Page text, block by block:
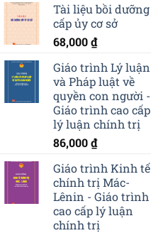
Tài liệu bồi dưỡng
cấp ủy cơ sở
68,000₫
Giáo trình Lý luận
và Pháp luật về
quyền con người -
Giáo trình cao cấp
lý luận chính trị
86,000₫
Giáo trình Kinh tế
chính trị Mác-
Lênin - Giáo trình
cao cấp lý luận
chính trị